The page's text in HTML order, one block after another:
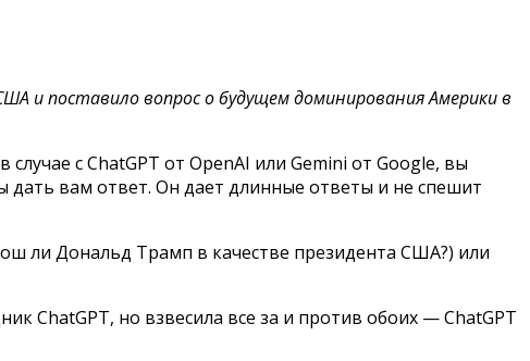
и поставило вопрос о будущем доминирования Америки в
с ChatGPT от OpenAI или Gemini от Google, вы
дать вам ответ. Он дает длинные ответы и не спешит
ли Дональд Трамп в качестве президента США?) или
ChatGPT, но взвесила все за и против обоих — ChatGPT